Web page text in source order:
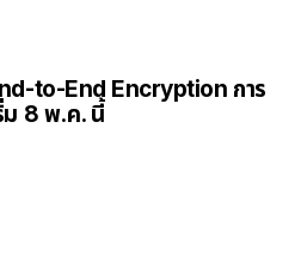
to-End Encryption การ
ม 8 พ.ค. นี้